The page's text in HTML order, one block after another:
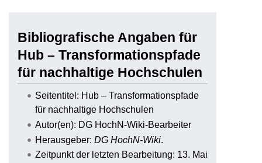
Bibliografische Angaben für
Hub – Transformationspfade
für nachhaltige Hochschulen
Seitentitel: Hub – Transformationspfade
für nachhaltige Hochschulen
Autor(en): DG HochN-Wiki-Bearbeiter
Herausgeber: DG HochN-Wiki.
Zeitpunkt der letzten Bearbeitung: 13. Mai